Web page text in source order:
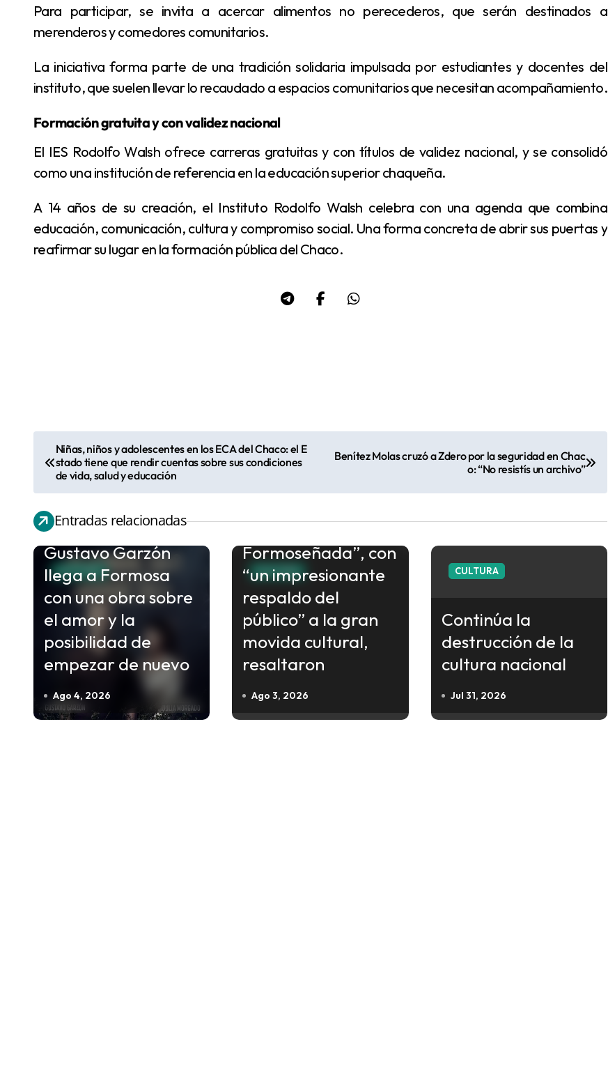
Para participar, se invita a acercar alimentos no perecederos, que serán destinados a
merenderos y comedores comunitarios.
La iniciativa forma parte de una tradición solidaria impulsada por estudiantes y docentes del
instituto, que suelen llevar lo recaudado a espacios comunitarios que necesitan acompañamiento.
Formación gratuita y con validez nacional
El IES Rodolfo Walsh ofrece carreras gratuitas y con títulos de validez nacional, y se consolidó
como una institución de referencia en la educación superior chaqueña.
A 14 años de su creación, el Instituto Rodolfo Walsh celebra con una agenda que combina
educación, comunicación, cultura y compromiso social. Una forma concreta de abrir sus puertas y
reafirmar su lugar en la formación pública del Chaco.
v
e
Niñas, niños y adolescentes en los ECA del Chaco: el E
stado tiene que rendir cuentas sobre sus condiciones
de vida, salud y educación
Benítez Molas cruzó a Zdero por la seguridad en Chac
o: “No resistís un archivo”
Entradas relacionadas
CULTURA
Gustavo Garzón
llega a Formosa
con una obra sobre
el amor y la
posibilidad de
empezar de nuevo
Ago 4, 2026
CULTURA
Formoseñada”, con
“un impresionante
respaldo del
público” a la gran
movida cultural,
resaltaron
Ago 3, 2026
CULTURA
Continúa la
destrucción de la
cultura nacional
Jul 31, 2026